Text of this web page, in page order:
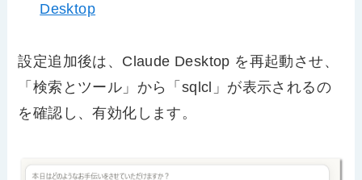
Desktop
設定追加後は、Claude Desktop を再起動させ、
「検索とツール」から「sqlcl」が表示されるの
を確認し、有効化します。